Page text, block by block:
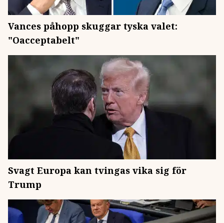
Vances påhopp skuggar tyska valet:
"Oacceptabelt"
Svagt Europa kan tvingas vika sig för
Trump